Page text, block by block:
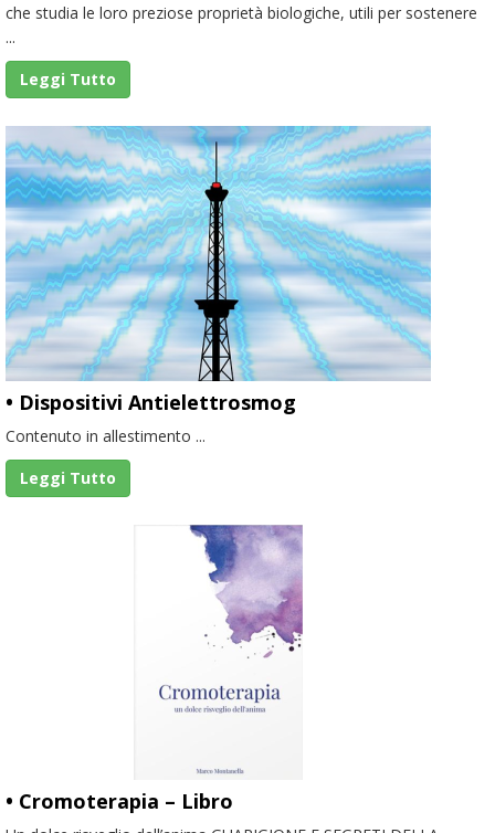
che studia le loro preziose proprietà biologiche, utili per sostenere
...
Leggi Tutto
• Dispositivi Antielettrosmog
Contenuto in allestimento ...
Leggi Tutto
• Cromoterapia – Libro